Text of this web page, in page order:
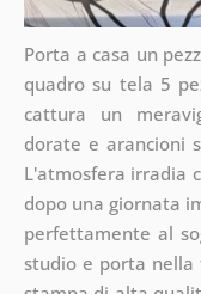
Porta a casa un
quadro su tela 5
cattura un
dorate e arancioni
L'atmosfera irradia
dopo una giornata
perfettamente al
studio e porta nella